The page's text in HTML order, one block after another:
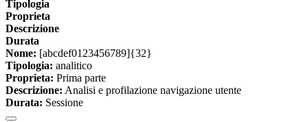
Tipologia
Proprieta
Descrizione
Durata
Nome: [abcdef0123456789]{32}
Tipologia: analitico
Proprieta: Prima parte
Descrizione: Analisi e profilazione navigazione utente
Durata: Sessione